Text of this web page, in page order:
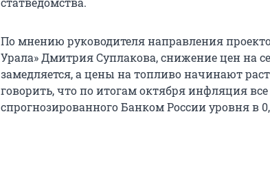
По мнению руководителя направления
Урала» Дмитрия Суплакова, снижение цен на
замедляется, а цены на топливо начинают
говорить, что по итогам октября инфляция
спрогнозированного Банком России уровня в